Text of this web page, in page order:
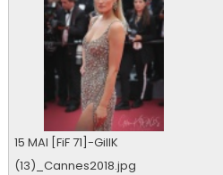
15 MAI [FiF 71]-GillK
(13)_Cannes2018.jpg